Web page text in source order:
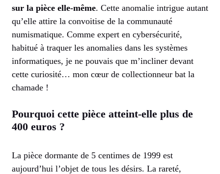
sur la pièce elle-même. Cette anomalie intrigue autant
qu’elle attire la convoitise de la communauté
numismatique. Comme expert en cybersécurité,
habitué à traquer les anomalies dans les systèmes
informatiques, je ne pouvais que m’incliner devant
cette curiosité… mon cœur de collectionneur bat la
chamade !
Pourquoi cette pièce atteint-elle plus de
400 euros ?
La pièce dormante de 5 centimes de 1999 est
aujourd’hui l’objet de tous les désirs. La rareté,